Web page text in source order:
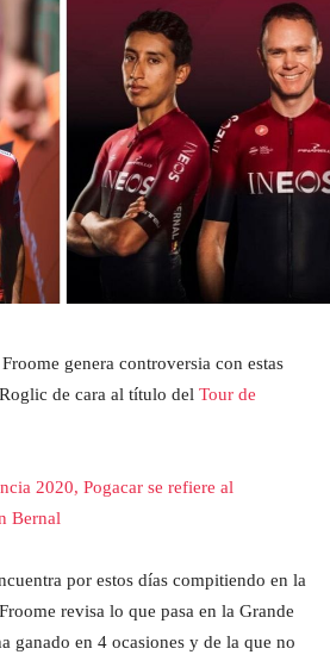
genera controversia con estas
de cara al título del Tour de
2020, Pogacar se refiere al
Bernal
por estos días compitiendo en la
revisa lo que pasa en la Grande
ganado en 4 ocasiones y de la que no